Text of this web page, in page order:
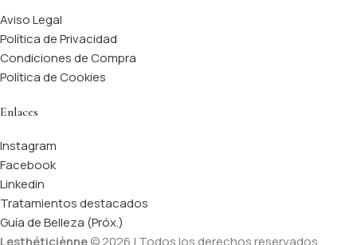
Aviso Legal
Política de Privacidad
Condiciones de Compra
Política de Cookies
Enlaces
Instagram
Facebook
Linkedin
Tratamientos destacados
Guía de Belleza (Próx.)
Lesthéticiènne© 2026 | Todos los derechos reservados.